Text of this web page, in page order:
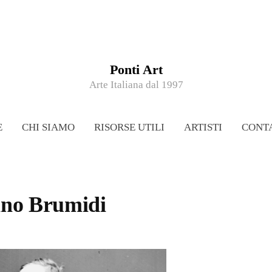
Ponti Art
Arte Italiana dal 1997
CHI SIAMO RISORSE UTILI ARTISTI
Brumidi